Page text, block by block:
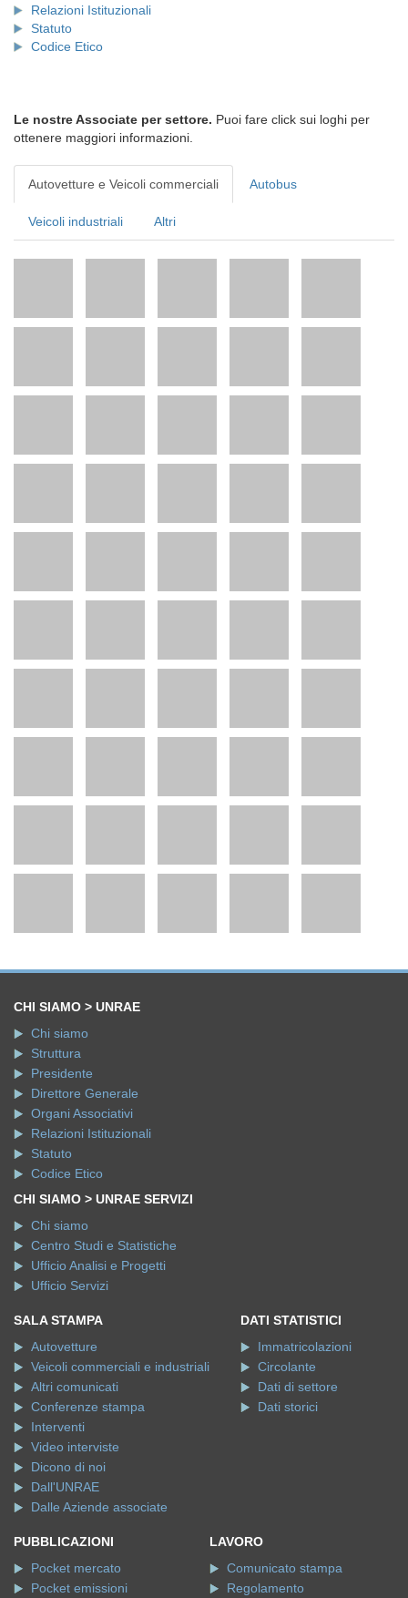
Relazioni Istituzionali
Statuto
Codice Etico
Le nostre Associate per settore. Puoi fare click sui loghi per
ottenere maggiori informazioni.
Autovetture e Veicoli commerciali Autobus
Veicoli industriali Altri
CHI SIAMO > UNRAE
Chi siamo
Struttura
Presidente
Direttore Generale
Organi Associativi
Relazioni Istituzionali
Statuto
Codice Etico
CHI SIAMO > UNRAE SERVIZI
Chi siamo
Centro Studi e Statistiche
Ufficio Analisi e Progetti
Ufficio Servizi
SALA STAMPA
Autovetture
Veicoli commerciali e industriali
Altri comunicati
Conferenze stampa
Interventi
Video interviste
Dicono di noi
Dall'UNRAE
Dalle Aziende associate
DATI STATISTICI
Immatricolazioni
Circolante
Dati di settore
Dati storici
PUBBLICAZIONI
Pocket mercato
Pocket emissioni
LAVORO
Comunicato stampa
Regolamento